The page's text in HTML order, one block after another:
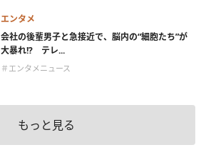
エンタメ
会社の後輩男子と急接近で、脳内の“細胞たち”が
大暴れ!? テレ...
＃エンタメニュース
もっと見る